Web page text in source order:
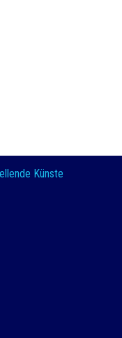
Künste